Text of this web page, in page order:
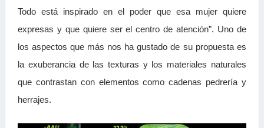
Todo está inspirado en el poder que esa mujer quiere
expresas y que quiere ser el centro de atención”. Uno de
los aspectos que más nos ha gustado de su propuesta es
la exuberancia de las texturas y los materiales naturales
que contrastan con elementos como cadenas pedrería y
herrajes.